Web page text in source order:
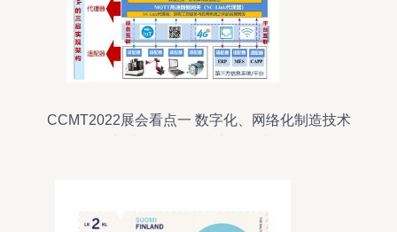
CCMT2022展会看点一 数字化、网络化制造技术